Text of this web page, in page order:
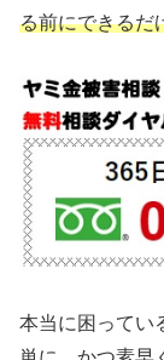
る前にできるだ
本当に困ってい